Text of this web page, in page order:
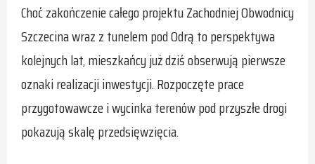
Choć zakończenie całego projektu Zachodniej Obwodnicy
Szczecina wraz z tunelem pod Odrą to perspektywa
kolejnych lat, mieszkańcy już dziś obserwują pierwsze
oznaki realizacji inwestycji. Rozpoczęte prace
przygotowawcze i wycinka terenów pod przyszłe drogi
pokazują skalę przedsięwzięcia.